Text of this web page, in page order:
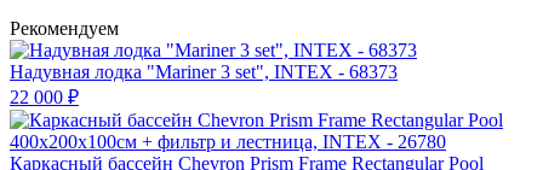
Рекомендуем
Надувная лодка "Mariner 3 set", INTEX - 68373
22 000 ₽
Каркасный бассейн Chevron Prism Frame Rectangular Pool